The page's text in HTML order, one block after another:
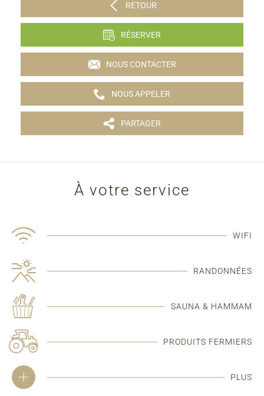
RETOUR
RÉSERVER
NOUS CONTACTER
NOUS APPELER
PARTAGER
À votre service
WIFI
RANDONNÉES
SAUNA & HAMMAM
PRODUITS FERMIERS
PLUS